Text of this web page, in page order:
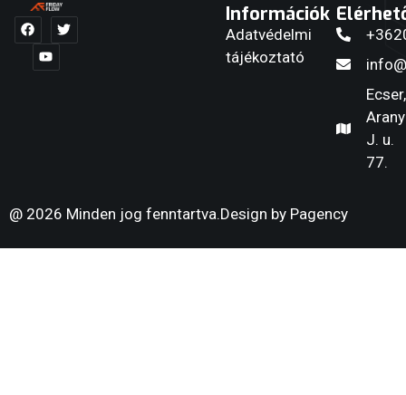
Információk
Adatvédelmi
tájékoztató
Ecser,
Arany
J. u.
77.
@ 2026 Minden jog fenntartva.Design by Pagency